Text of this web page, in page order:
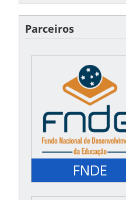
Semanalmente pelo
do YouTube do
(@fndemec) ou no
do Unicef
Parceiros
FNDE